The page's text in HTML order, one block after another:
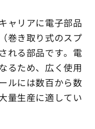
ャリアに電子部品
巻き取り式のスプ
れる部品です。電
るため、広く使用
ルには数百から数
量生産に適してい